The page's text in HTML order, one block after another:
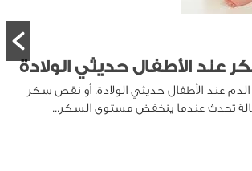
عند الأطفال حديثي الولادة
عند الأطفال حديثي الولادة، أو نقص سكر
تحدث عندما ينخفض مستوى السكر...